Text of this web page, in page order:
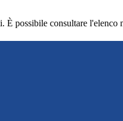
È possibile consultare